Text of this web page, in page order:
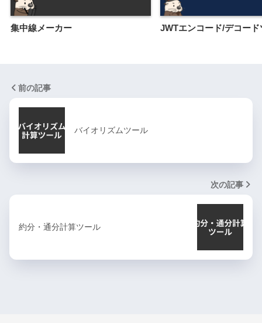
集中線メーカー JWTエンコード/デコード
前の記事
バイオリズムツール
次の記事
約分・通分計算ツール